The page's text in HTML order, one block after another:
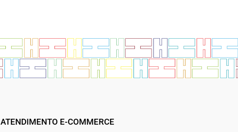
ATENDIMENTO E-COMMERCE